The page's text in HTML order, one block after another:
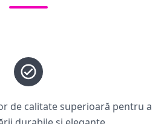
de calitate superioară pentru a